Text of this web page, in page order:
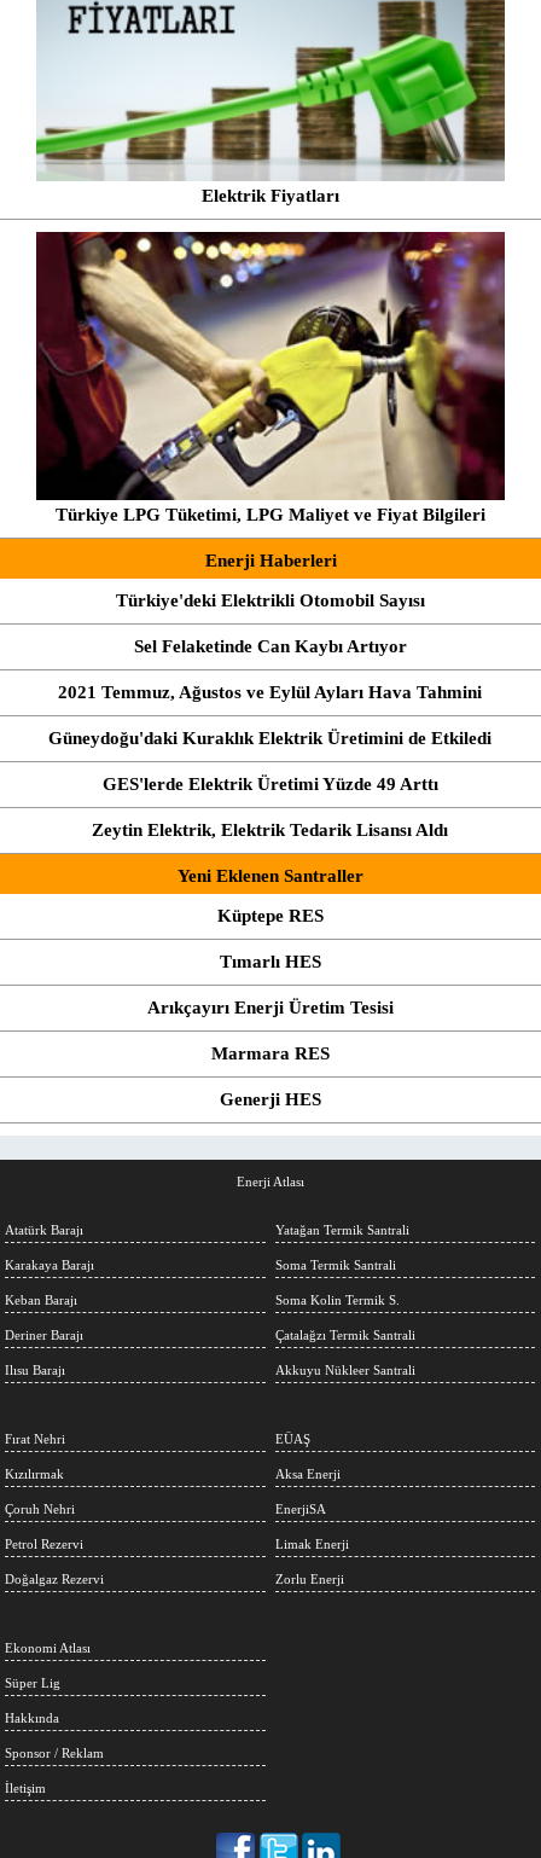
Elektrik Fiyatları
Türkiye LPG Tüketimi, LPG Maliyet ve Fiyat Bilgileri
Enerji Haberleri
Türkiye'deki Elektrikli Otomobil Sayısı
Sel Felaketinde Can Kaybı Artıyor
2021 Temmuz, Ağustos ve Eylül Ayları Hava Tahmini
Güneydoğu'daki Kuraklık Elektrik Üretimini de Etkiledi
GES'lerde Elektrik Üretimi Yüzde 49 Arttı
Zeytin Elektrik, Elektrik Tedarik Lisansı Aldı
Yeni Eklenen Santraller
Küptepe RES
Tımarlı HES
Arıkçayırı Enerji Üretim Tesisi
Marmara RES
Generji HES
Enerji Atlası
Atatürk Barajı
Karakaya Barajı
Keban Barajı
Deriner Barajı
Ilısu Barajı
Yatağan Termik Santrali
Soma Termik Santrali
Soma Kolin Termik S.
Çatalağzı Termik Santrali
Akkuyu Nükleer Santrali
Fırat Nehri
Kızılırmak
Çoruh Nehri
Petrol Rezervi
Doğalgaz Rezervi
EÜAŞ
Aksa Enerji
EnerjiSA
Limak Enerji
Zorlu Enerji
Ekonomi Atlası
Süper Lig
Hakkında
Sponsor / Reklam
İletişim